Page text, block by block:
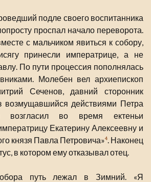
подле своего воспитанника
проспал начало переворота.
с мальчиком явиться к собору,
принесли императрице, а не
По пути процессия пополнялась
Молебен вел архиепископ
Сеченов, давний сторонник
возмущавшийся действиями Петра
во время ектеньи
Екатерину Алексеевну и
князя Павла Петровича»4
. Наконец
в котором ему отказывал отец.
путь лежал в Зимний. «Я